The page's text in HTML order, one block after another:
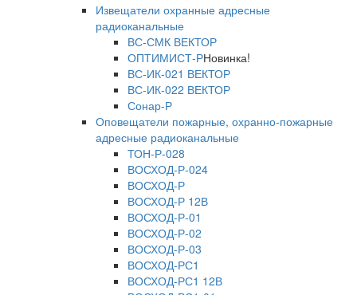
Извещатели охранные адресные
радиоканальные
ВС-СМК ВЕКТОР
ОПТИМИСТ-РНовинка!
ВС-ИК-021 ВЕКТОР
ВС-ИК-022 ВЕКТОР
Сонар-Р
Оповещатели пожарные, охранно-пожарные
адресные радиоканальные
ТОН-Р-028
ВОСХОД-Р-024
ВОСХОД-Р
ВОСХОД-Р 12В
ВОСХОД-Р-01
ВОСХОД-Р-02
ВОСХОД-Р-03
ВОСХОД-РС1
ВОСХОД-РС1 12В